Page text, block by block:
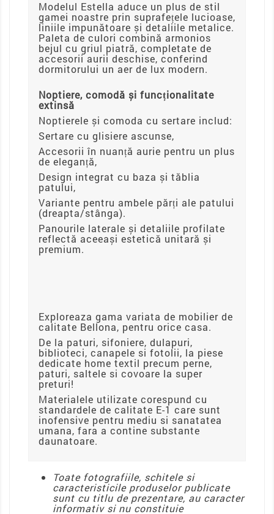
Modelul Estella aduce un plus de stil
gamei noastre prin suprafețele lucioase,
liniile impunătoare și detaliile metalice.
Paleta de culori combină armonios
bejul cu griul piatră, completate de
accesorii aurii deschise, conferind
dormitorului un aer de lux modern.
Noptiere, comodă și funcționalitate
extinsă
Noptierele și comoda cu sertare includ:
Sertare cu glisiere ascunse,
Accesorii în nuanță aurie pentru un plus
de eleganță,
Design integrat cu baza și tăblia
patului,
Variante pentru ambele părți ale patului
(dreapta/stânga).
Panourile laterale și detaliile profilate
reflectă aceeași estetică unitară și
premium.
Exploreaza gama variata de mobilier de
calitate Bellona, pentru orice casa.
De la paturi, sifoniere, dulapuri,
biblioteci, canapele si fotolii, la piese
dedicate home textil precum perne,
paturi, saltele si covoare la super
preturi!
Materialele utilizate corespund cu
standardele de calitate E-1 care sunt
inofensive pentru mediu si sanatatea
umana, fara a contine substante
daunatoare.
Toate fotografiile, schitele si
caracteristicile produselor publicate
sunt cu titlu de prezentare, au caracter
informativ si nu constituie